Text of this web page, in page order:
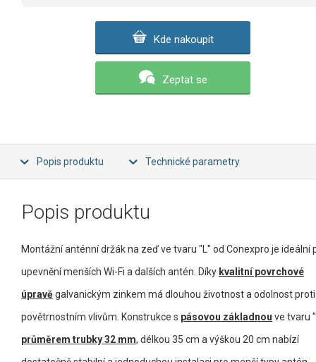
Kde nakoupit
Zeptat se
Popis produktu Technické parametry
Popis produktu
Montážní anténní držák na zeď ve tvaru "L" od Conexpro je ideální
upevnění menších Wi-Fi a dalších antén. Díky kvalitní povrchové
úpravěgalvanickým zinkem má dlouhou životnost a odolnost proti
povětrnostním vlivům. Konstrukce s pásovou základnou ve tvaru
průměrem trubky 32 mm, délkou 35 cm a výškou 20 cm nabízí